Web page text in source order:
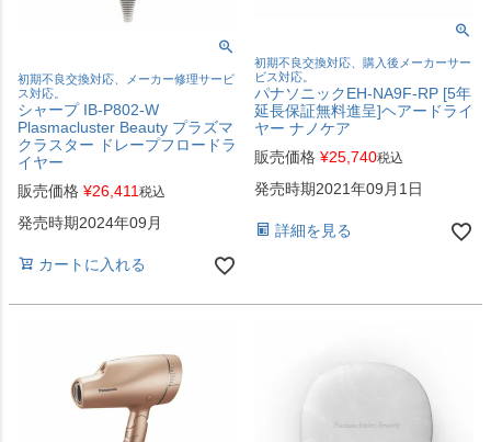
初期不良交換対応、メーカー修理サービ
ス対応。
シャープ IB-P802-W
Plasmacluster Beauty プラズマ
クラスター ドレープフロードラ
イヤー
販売価格 ¥26,411 税込
発売時期2024年09月
カートに入れる
初期不良交換対応、購入後メーカーサー
ビス対応。
パナソニックEH-NA9F-RP [5年
延長保証無料進呈]ヘアードライ
ヤー ナノケア
販売価格 ¥25,740税込
発売時期2021年09月1日
詳細を見る